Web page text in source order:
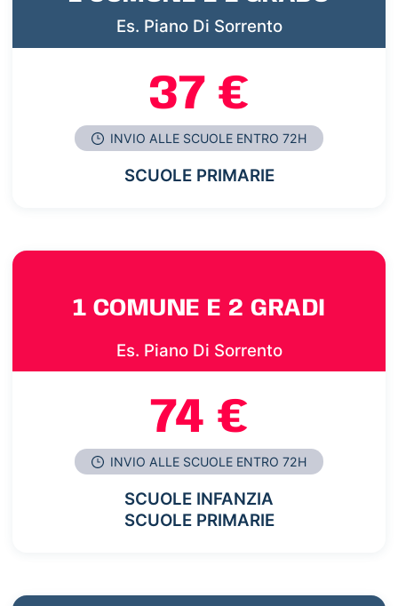
Es. Piano Di Sorrento
37 €
INVIO ALLE SCUOLE ENTRO 72H
SCUOLE PRIMARIE
1 COMUNE E 2 GRADI
Es. Piano Di Sorrento
74 €
INVIO ALLE SCUOLE ENTRO 72H
SCUOLE INFANZIA
SCUOLE PRIMARIE